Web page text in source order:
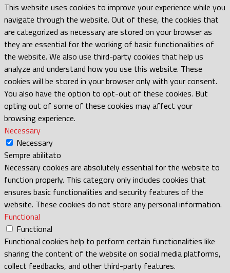
This website uses cookies to improve your experience while you
navigate through the website. Out of these, the cookies that
are categorized as necessary are stored on your browser as
they are essential for the working of basic functionalities of
the website. We also use third-party cookies that help us
analyze and understand how you use this website. These
cookies will be stored in your browser only with your consent.
You also have the option to opt-out of these cookies. But
opting out of some of these cookies may affect your
browsing experience.
Necessary
Necessary
Sempre abilitato
Necessary cookies are absolutely essential for the website to
function properly. This category only includes cookies that
ensures basic functionalities and security features of the
website. These cookies do not store any personal information.
Functional
Functional
Functional cookies help to perform certain functionalities like
sharing the content of the website on social media platforms,
collect feedbacks, and other third-party features.